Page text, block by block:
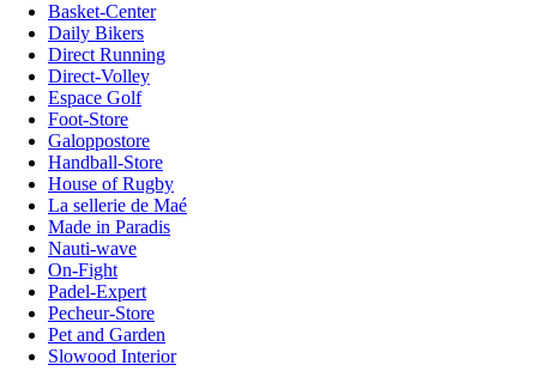
Basket-Center
Daily Bikers
Direct Running
Direct-Volley
Espace Golf
Foot-Store
Galoppostore
Handball-Store
House of Rugby
La sellerie de Maé
Made in Paradis
Nauti-wave
On-Fight
Padel-Expert
Pecheur-Store
Pet and Garden
Slowood Interior